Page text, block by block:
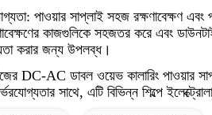
পাওয়ার সাপ্লাই সহজ রক্ষণাবেক্ষণ
কাজগুলিকে সহজতর করে এবং
করার জন্য উপলব্ধ।
DC-AC ডাবল ওয়েভ কালারিং পাওয়ার
সাথে, এটি বিভিন্ন শিল্পে